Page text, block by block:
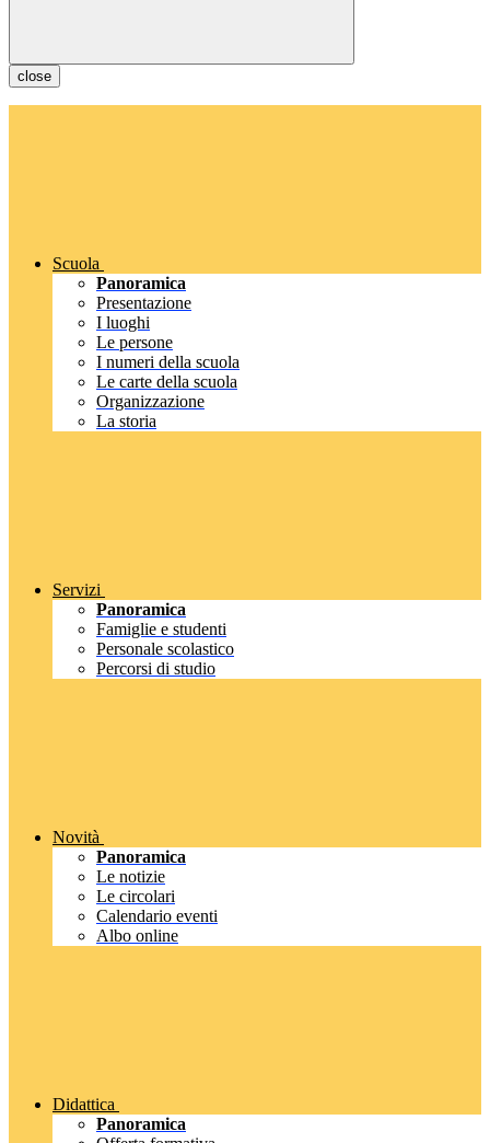
close
Scuola
Panoramica
Presentazione
I luoghi
Le persone
I numeri della scuola
Le carte della scuola
Organizzazione
La storia
Servizi
Panoramica
Famiglie e studenti
Personale scolastico
Percorsi di studio
Novità
Panoramica
Le notizie
Le circolari
Calendario eventi
Albo online
Didattica
Panoramica